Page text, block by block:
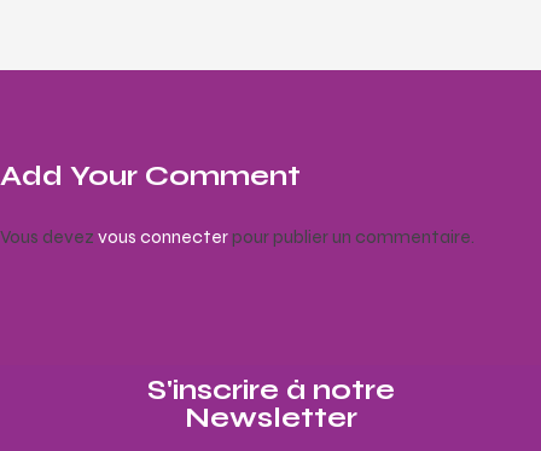
Add Your Comment
Vous devez vous connecter pour publier un commentaire.
S'inscrire à notre
Newsletter​